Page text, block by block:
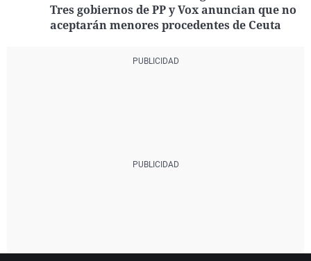
Tres gobiernos de PP y Vox anuncian que no
aceptarán menores procedentes de Ceuta